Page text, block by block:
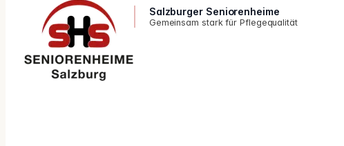
Salzburger Seniorenheime
Gemeinsam stark für Pflegequalität